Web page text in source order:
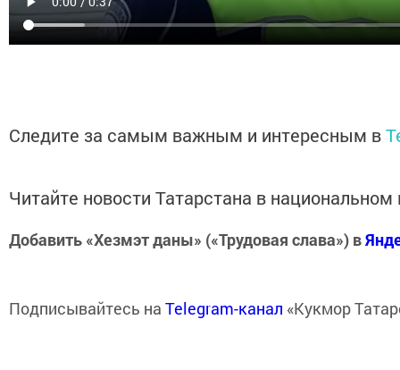
Следите за самым важным и интересным в
Читайте новости Татарстана в
Добавить «Хезмэт даны» («Трудовая слава») в
Подписывайтесь на Telegram-канал «Кукмор